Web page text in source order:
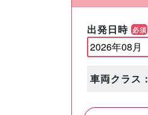
出発日時 必須
車両クラス：